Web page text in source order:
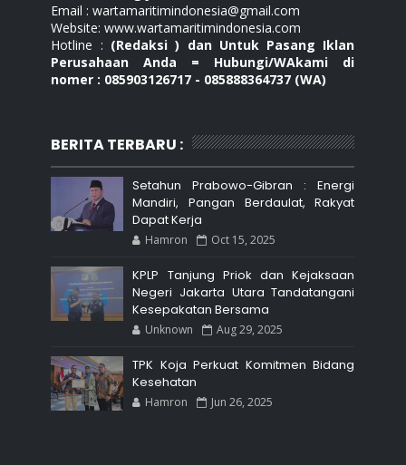
Email : wartamaritimindonesia@gmail.com
Website: www.wartamaritimindonesia.com
Hotline : (Redaksi ) dan Untuk Pasang Iklan
Perusahaan Anda = Hubungi/WAkami di
nomer : 085903126717 - 085888364737 (WA)
BERITA TERBARU :
Setahun Prabowo-Gibran : Energi
Mandiri, Pangan Berdaulat, Rakyat
Dapat Kerja
Hamron Oct 15, 2025
KPLP Tanjung Priok dan Kejaksaan
Negeri Jakarta Utara Tandatangani
Kesepakatan Bersama
Unknown Aug 29, 2025
TPK Koja Perkuat Komitmen Bidang
Kesehatan
Hamron Jun 26, 2025